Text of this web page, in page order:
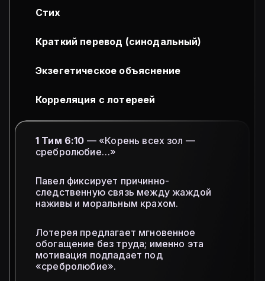
Стих
Краткий перевод (синодальный)
Экзегетическое объяснение
Корреляция с лотереей
1 Тим 6:10 — «Корень всех зол —
сребролюбие…»
Павел фиксирует причинно-
следственную связь между жаждой
наживы и моральным крахом.
Лотерея предлагает мгновенное
обогащение без труда; именно эта
мотивация подпадает под
«сребролюбие».